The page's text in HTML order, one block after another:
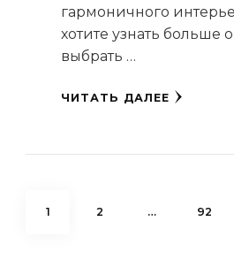
гармоничного
хотите узнать больше
выбрать …
ЧИТАТЬ ДАЛЕЕ
Пагинация
СТРАНИЦА
1 СТРАНИЦА
2 … 92